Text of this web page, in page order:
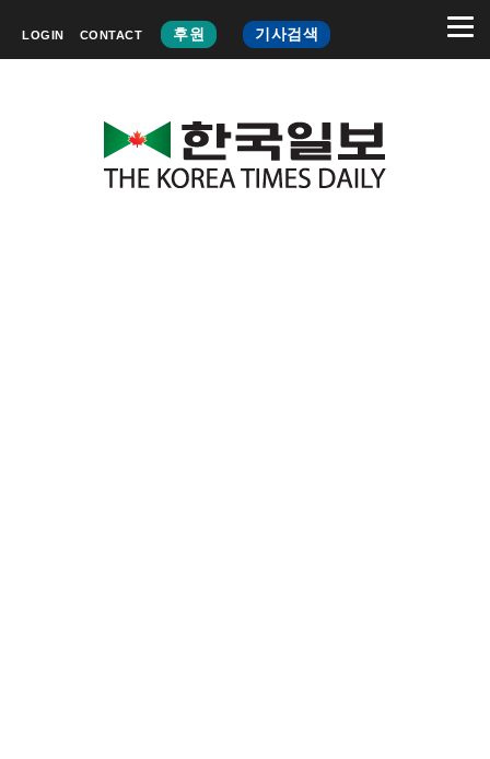
LOGIN CONTACT 후원 기사검색